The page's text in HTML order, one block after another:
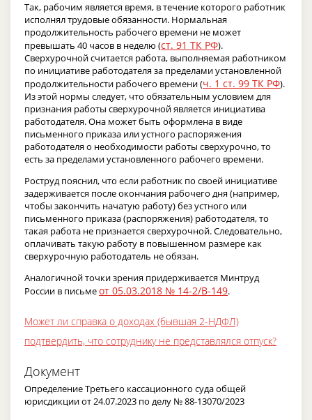
Так, рабочим является время, в течение которого работник
исполнял трудовые обязанности. Нормальная
продолжительность рабочего времени не может
превышать 40 часов в неделю (ст. 91 ТК РФ).
Сверхурочной считается работа, выполняемая работником
по инициативе работодателя за пределами установленной
продолжительности рабочего времени (ч. 1 ст. 99 ТК РФ).
Из этой нормы следует, что обязательным условием для
признания работы сверхурочной является инициатива
работодателя. Она может быть оформлена в виде
письменного приказа или устного распоряжения
работодателя о необходимости работы сверхурочно, то
есть за пределами установленного рабочего времени.
Роструд пояснил, что если работник по своей инициативе
задерживается после окончания рабочего дня (например,
чтобы закончить начатую работу) без устного или
письменного приказа (распоряжения) работодателя, то
такая работа не признается сверхурочной. Следовательно,
оплачивать такую работу в повышенном размере как
сверхурочную работодатель не обязан.
Аналогичной точки зрения придерживается Минтруд
России в письмеот 05.03.2018 № 14-2/В-149.
Может ли справка о доходах (бывшая 2-НДФЛ)
подтвердить, что сотруднику не представлялся отпуск?
Документ
Определение Третьего кассационного суда общей
юрисдикции от 24.07.2023 по делу № 88-13070/2023